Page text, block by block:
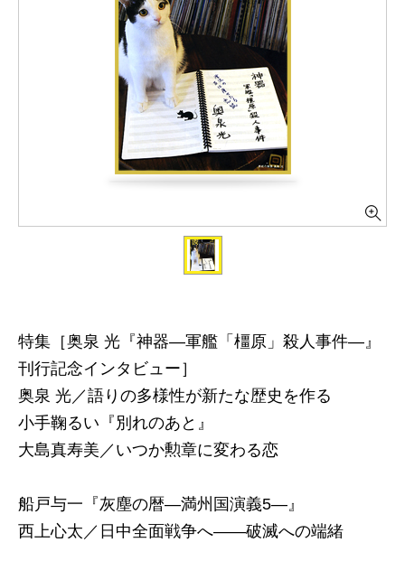
特集［奥泉 光『神器―軍艦「橿原」殺人事件―』
刊行記念インタビュー］
奥泉 光／語りの多様性が新たな歴史を作る
小手鞠るい『別れのあと』
大島真寿美／いつか勲章に変わる恋
船戸与一『灰塵の暦―満州国演義5―』
西上心太／日中全面戦争へ――破滅への端緒